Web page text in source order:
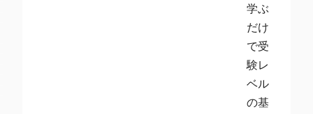
学ぶ
だけ
で受
験レ
ベル
の基